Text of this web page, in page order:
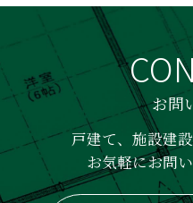
お問
戸建て、施設建
お気軽にお問